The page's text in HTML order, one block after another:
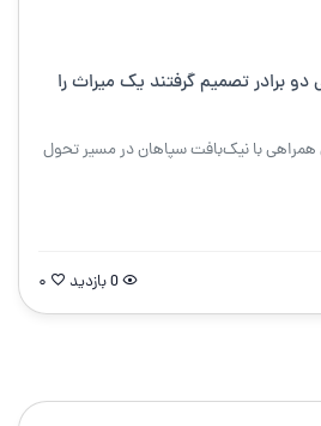
برادر تصمیم گرفتند یک میراث را
همراهی با نیک‌بافت سپاهان در مسیر تحول
0 بازدید ۰